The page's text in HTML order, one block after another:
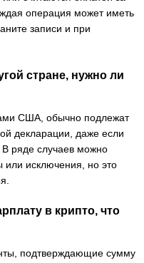
операция может иметь
записи и при
стране, нужно ли
США, обычно подлежат
декларации, даже если
ряде случаев можно
или исключения, но это
в крипто, что
подтверждающие сумму